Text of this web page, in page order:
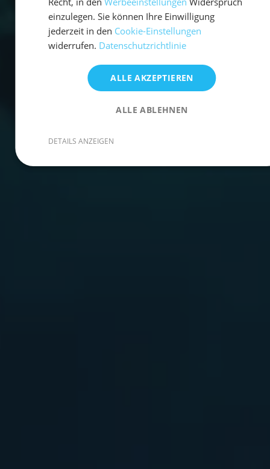
einzulegen. Sie können Ihre Einwilligung
jederzeit in den Cookie-Einstellungen
widerrufen. Datenschutzrichtlinie
ALLE AKZEPTIEREN
ALLE ABLEHNEN
DETAILS ANZEIGEN